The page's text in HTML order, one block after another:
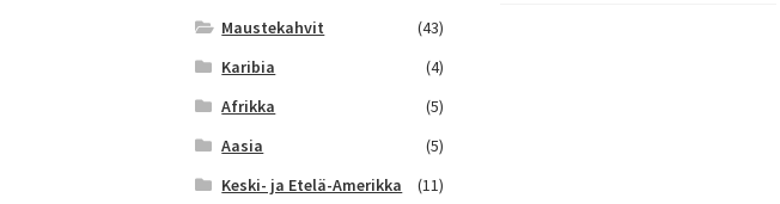
Maustekahvit
(43)
Karibia
(4)
Afrikka
(5)
Aasia
(5)
Keski- ja Etelä-Amerikka
(11)